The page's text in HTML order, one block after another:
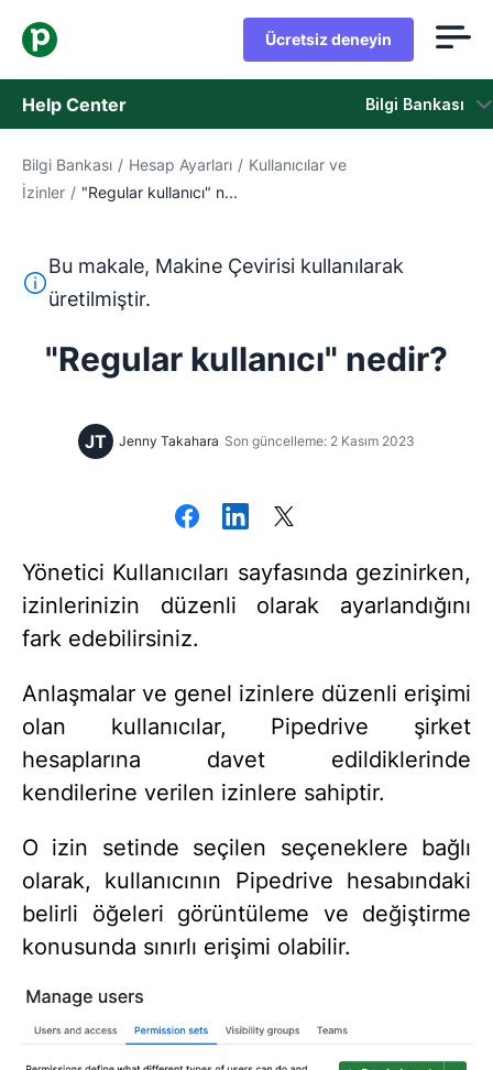
Ücretsiz deneyin
Help Center Bilgi Bankası
Bilgi Bankası
Destek Birimiyle İletişime Geçin
Bilgi Bankası / Hesap Ayarları / Kullanıcılar ve
İzinler / "Regular kullanıcı" n...
Bu metin, İngilizceden Makine Çevirisi aracı
Bu makale, Makine Çevirisi kullanılarak
üretilmiştir.
"Regular kullanıcı" nedir?
JT Jenny Takahara Son güncelleme: 2 Kasım 2023
Yönetici Kullanıcıları sayfasında gezinirken,
izinlerinizin düzenli olarak ayarlandığını
fark edebilirsiniz.
Anlaşmalar ve genel izinlere düzenli erişimi
olan kullanıcılar, Pipedrive şirket
hesaplarına davet edildiklerinde
kendilerine verilen izinlere sahiptir.
O izin setinde seçilen seçeneklere bağlı
olarak, kullanıcının Pipedrive hesabındaki
belirli öğeleri görüntüleme ve değiştirme
konusunda sınırlı erişimi olabilir.